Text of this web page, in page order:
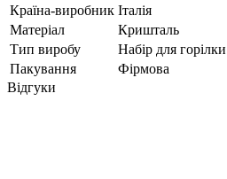
Країна-виробник Італія
Матеріал
Кришталь
Тип виробу
Набір для горілки
Пакування
Фірмова
Відгуки